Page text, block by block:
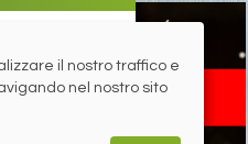
il nostro traffico e
nel nostro sito